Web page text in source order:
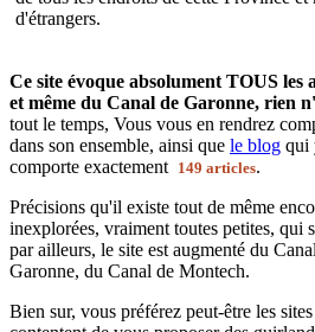
d'étrangers.
Ce site évoque absolument TOUS
et même du Canal de Garonne, rien
tout le temps, Vous vous en rendrez
dans son ensemble, ainsi que le blog qui
comporte exactement
149 articles.
Précisions qu'il existe tout de même
inexplorées, vraiment toutes petites, qui
par ailleurs, le site est augmenté du
Garonne, du Canal de Montech.
Bien sur, vous préférez peut-être les